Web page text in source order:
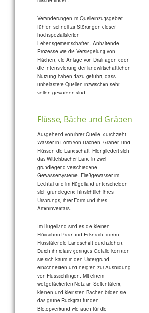
Veränderungen im Quelleinzugsgebiet
führen schnell zu Störungen dieser
hochspezialisierten
Lebensgemeinschaften. Anhaltende
Prozesse wie die Versiegelung von
Flächen, die Anlage von Drainagen oder
die Intensivierung der landwirtschaftlichen
Nutzung haben dazu geführt, dass
unbelastete Quellen inzwischen sehr
selten geworden sind.
Flüsse, Bäche und Gräben
Ausgehend von ihrer Quelle, durchzieht
Wasser in Form von Bächen, Gräben und
Flüssen die Landschaft. Hier gliedert sich
das Wittelsbacher Land in zwei
grundlegend verschiedene
Gewässersysteme. Fließgewässer im
Lechtal und im Hügelland unterscheiden
sich grundlegend hinsichtlich ihres
Ursprungs, ihrer Form und ihres
Arteninventars.
Im Hügelland sind es die kleinen
Flüsschen Paar und Ecknach, deren
Flusstäler die Landschaft durchziehen.
Durch ihr relativ geringes Gefälle konnten
sie sich kaum in den Untergrund
einschneiden und neigten zur Ausbildung
von Flussschlingen. Mit einem
weitgefächerten Netz an Seitentälern,
kleinen und kleinsten Bächen bilden sie
das grüne Rückgrat für den
Biotopverbund wie auch für die